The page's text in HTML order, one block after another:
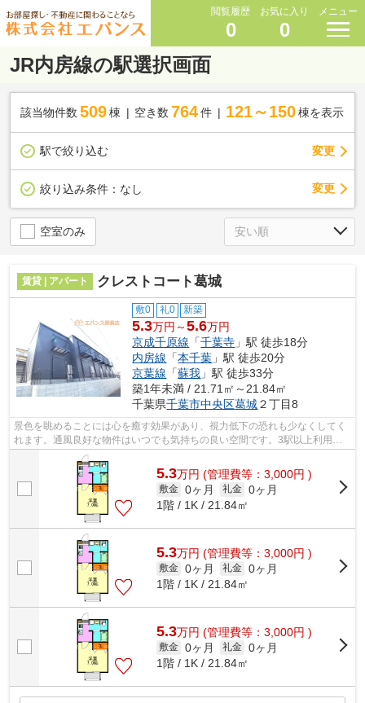
閲覧履歴
0
お気に入り
0
メニュー
JR内房線の駅選択画面
該当物件数 509棟 空き数 764 件 121～150 棟を表示
駅で絞り込む 変更
絞り込み条件： なし 変更
空室のみ
賃貸 | アパート クレストコート葛城
敷0 礼0 新築
5.3万円～5.6万円
京成千原線 「千葉寺 」駅 徒歩18分
内房線 「本千葉 」駅 徒歩20分
京葉線 「蘇我 」駅 徒歩33分
築1年未満 / 21.71㎡～21.84㎡
千葉県千葉市中央区葛城２丁目8
景色を眺めることには心を癒す効果があり、視力低下の恐れも少なくしてく
れます。通風良好な物件はいつでも気持ちの良い空間です。3駅以上利用可
能な物件なのでアクセスの幅が広がりま...
5.3万円 (管理費等：3,000円 )
敷金 0ヶ月 礼金 0ヶ月
1階 / 1K / 21.84㎡
5.3万円 (管理費等：3,000円 )
敷金 0ヶ月 礼金 0ヶ月
1階 / 1K / 21.84㎡
5.3万円 (管理費等：3,000円 )
敷金 0ヶ月 礼金 0ヶ月
1階 / 1K / 21.84㎡